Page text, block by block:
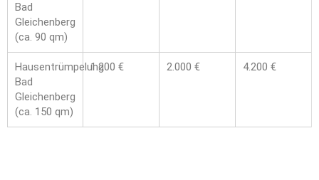
Bad
Gleichenberg
(ca. 90 qm)
Hausentrümpelung
Bad
Gleichenberg
(ca. 150 qm)
1.200 € 2.000 € 4.200 €